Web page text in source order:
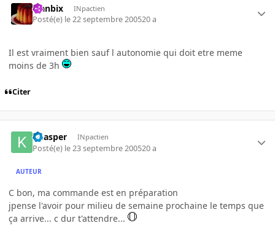
Flanbix INpactien
Posté(e) le 22 septembre 200520 a
Il est vraiment bien sauf l autonomie qui doit etre meme
moins de 3h
Citer
khasper INpactien
Posté(e) le 23 septembre 200520 a
AUTEUR
C bon, ma commande est en préparation
jpense l'avoir pour milieu de semaine prochaine le temps que
ça arrive... c dur t'attendre...